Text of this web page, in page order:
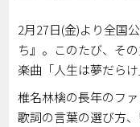
2月27日(金)より全国
ち』。このたび、そ
楽曲「人生は夢だら
椎名林檎の長年のフ
歌詞の言葉の選び方